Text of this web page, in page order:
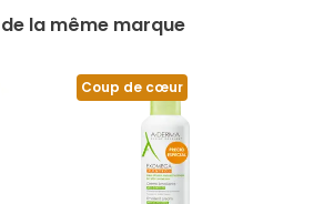
la même marque
Coup de cœur